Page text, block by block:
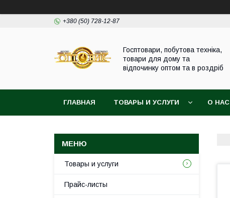
+380 (50) 728-12-87
Госптовари, побутова техніка,
товари для дому та
відпочинку оптом та в роздріб
ГЛАВНАЯ ТОВАРЫ И УСЛУГИ О НАС
Товары и услуги
Прайс-листы